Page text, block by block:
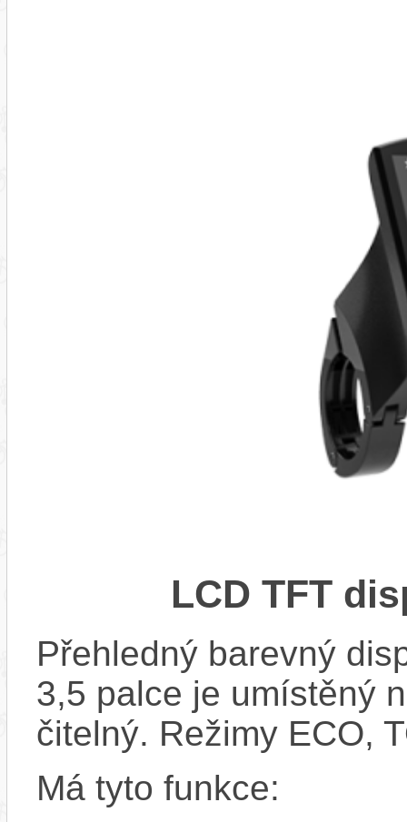
LCD TFT
Přehledný barevný
3,5 palce je umístěný
čitelný. Režimy ECO,
Má tyto funkce: